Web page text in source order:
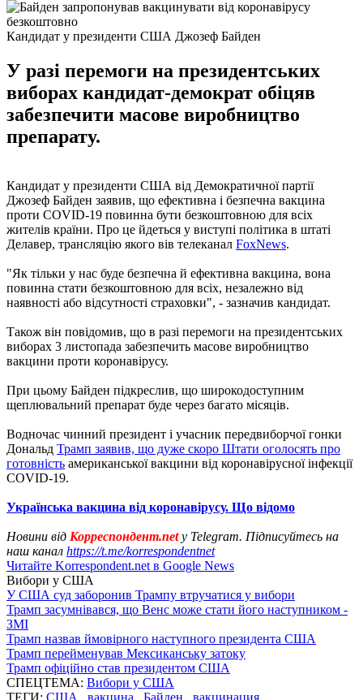
Кандидат у президенти США Джозеф Байден
У разі перемоги на президентських
виборах кандидат-демократ обіцяв
забезпечити масове виробництво
препарату.
Кандидат у президенти США від Демократичної партії
Джозеф Байден заявив, що ефективна і безпечна вакцина
проти COVID-19 повинна бути безкоштовною для всіх
жителів країни. Про це йдеться у виступі політика в штаті
Делавер, трансляцію якого вів телеканал FoxNews.
"Як тільки у нас буде безпечна й ефективна вакцина, вона
повинна стати безкоштовною для всіх, незалежно від
наявності або відсутності страховки", - зазначив кандидат.
Також він повідомив, що в разі перемоги на президентських
виборах 3 листопада забезпечить масове виробництво
вакцини проти коронавірусу.
При цьому Байден підкреслив, що широкодоступним
щеплювальний препарат буде через багато місяців.
Водночас чинний президент і учасник передвиборчої гонки
Дональд Трамп заявив, що дуже скоро Штати оголосять про
готовність американської вакцини від коронавірусної інфекції
COVID-19.
Українська вакцина від коронавірусу. Що відомо
Новини від Корреспондент.netу Telegram. Підписуйтесь на
наш канал https://t.me/korrespondentnet
Читайте Korrespondent.net в Google News
Вибори у США
У США суд заборонив Трампу втручатися у вибори
Трамп засумнівався, що Венс може стати його наступником -
ЗМІ
Трамп назвав ймовірного наступного президента США
Трамп перейменував Мексиканську затоку
Трамп офіційно став президентом США
СПЕЦТЕМА: Вибори у США
ТЕГИ: США вакцина Байден вакцинация